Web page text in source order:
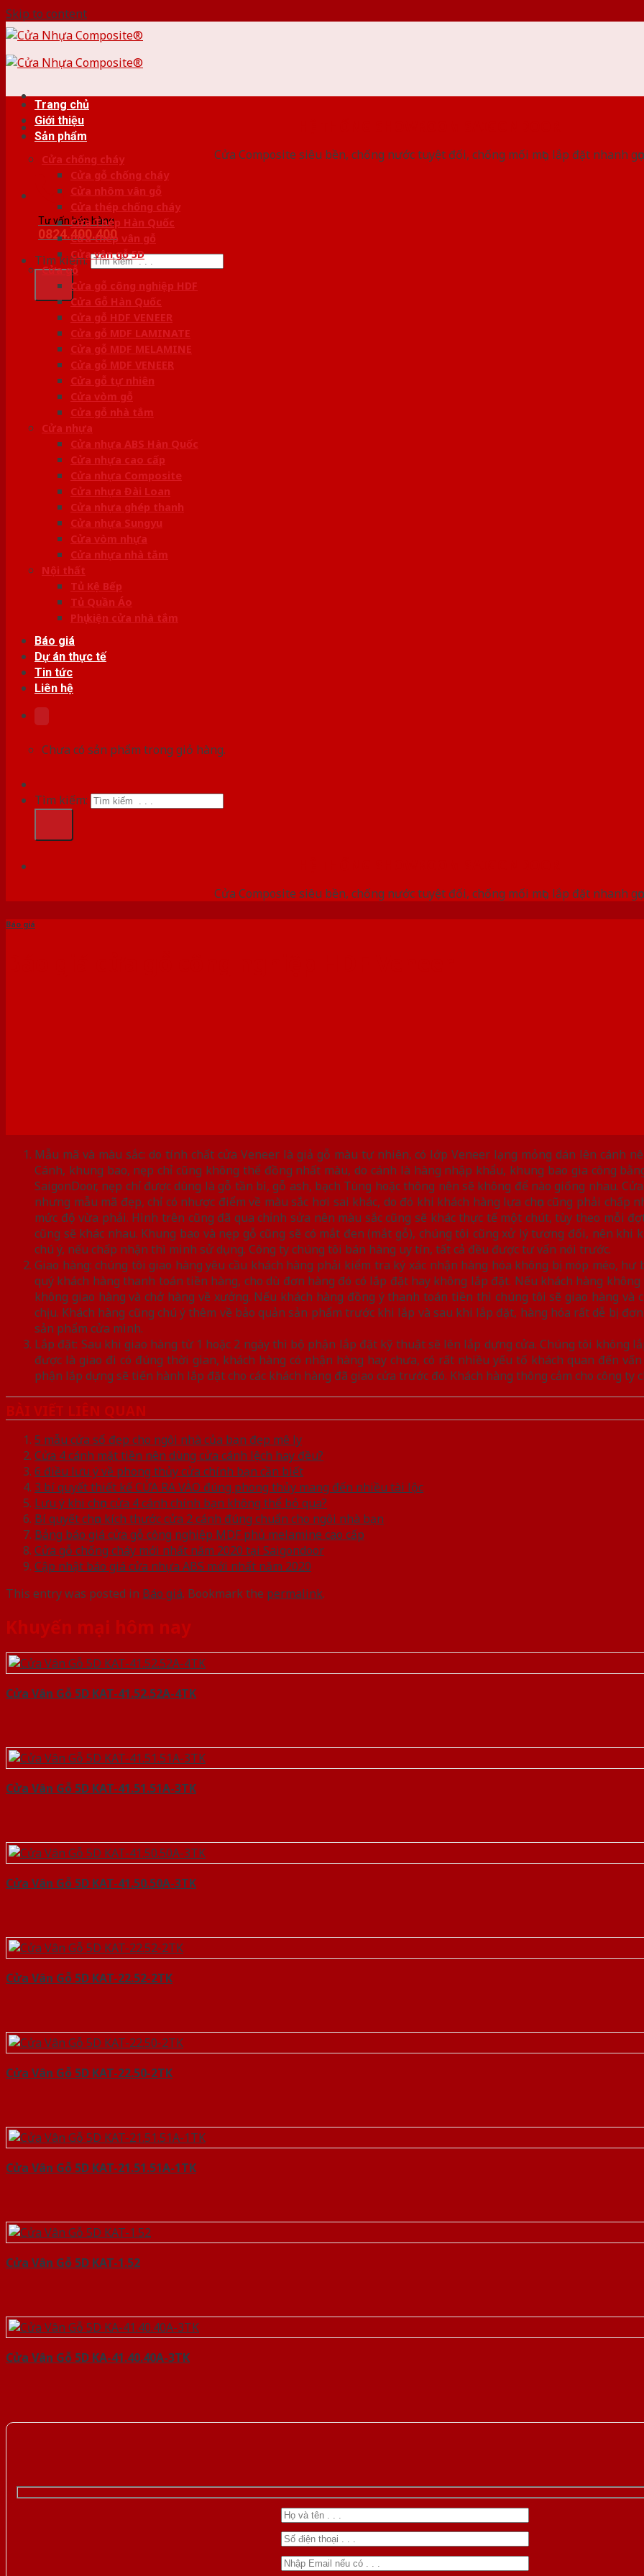
Skip to content
Cửa Composite siêu bền, chống nước tuyệt đối, chống mối mọt, lắp đặt nhanh gọn
Tư vấn bán hàng
0824.400.400
Tìm kiếm:
Trang chủ
Giới thiệu
Sản phẩm
Cửa chống cháy
Cửa gỗ chống cháy
Cửa nhôm vân gỗ
Cửa thép chống cháy
Cửa Thép Hàn Quốc
Cửa thép vân gỗ
Cửa vân gỗ 5D
Cửa gỗ
Cửa gỗ công nghiệp HDF
Cửa Gỗ Hàn Quốc
Cửa gỗ HDF VENEER
Cửa gỗ MDF LAMINATE
Cửa gỗ MDF MELAMINE
Cửa gỗ MDF VENEER
Cửa gỗ tự nhiên
Cửa vòm gỗ
Cửa gỗ nhà tắm
Cửa nhựa
Cửa nhựa ABS Hàn Quốc
Cửa nhựa cao cấp
Cửa nhựa Composite
Cửa nhựa Đài Loan
Cửa nhựa ghép thanh
Cửa nhựa Sungyu
Cửa vòm nhựa
Cửa nhựa nhà tắm
Nội thất
Tủ Kệ Bếp
Tủ Quần Áo
Phụ kiện cửa nhà tắm
Báo giá
Dự án thực tế
Tin tức
Liên hệ
Chưa có sản phẩm trong giỏ hàng.
Tìm kiếm:
Cửa Composite siêu bền, chống nước tuyệt đối, chống mối mọt, lắp đặt nhanh gọn
Báo giá
Mẫu mã và màu sắc: do tính chất cửa Veneer là giả gỗ màu tự nhiên, có lớp Veneer lạng mỏng dán lên cánh
Cánh, khung bao, nẹp chỉ cũng không thể đồng nhất màu, do cánh là hàng nhập khẩu, khung bao gia công
SaigonDoor, nẹp chỉ được dùng là gỗ tần bì, gỗ ash, bạch Tùng hoặc thông nên sẽ không để nào giống nhau.
nhưng mẫu mã đẹp, chỉ có nhược điểm về màu sắc hơi sai khác, do đó khi khách hàng lựa chọn cũng phải chấp
mức độ vừa phải. Hình trên cũng đã qua chỉnh sửa nên màu sắc cũng sẽ khác thực tế một chút, tùy theo mỗi
cũng sẽ khác nhau. Khung bao và nẹp gỗ cũng sẽ có mắt đen (mắt gỗ), chúng tôi cũng xử lý tương đối, nên khi
chú ý, nếu chấp nhận thì mình sử dụng. Công ty chúng tôi bán hàng uy tín, tất cả đều được tư vấn nói trước.
Giao hàng: chúng tôi giao hàng yêu cầu khách hàng phải kiểm tra ký xác nhận hàng hóa không bị móp méo, hư
quý khách hàng thanh toán tiền hàng, cho dù đơn hàng đó có lắp đặt hay không lắp đặt. Nếu khách hàng
không giao hàng và chở hàng về xưởng. Nếu khách hàng đồng ý thanh toán tiền thì chúng tôi sẽ giao hàng
chịu. Khách hàng cũng chú ý thêm về bảo quản sản phẩm trước khi lắp và sau khi lắp đặt, hàng hóa rất dễ bị
sản phẩm cửa mình.
Lắp đặt: Sau khi giao hàng từ 1 hoặc 2 ngày thì bộ phận lắp đặt kỹ thuật sẽ lên lắp dựng cửa. Chúng tôi không
được là giao đi có đúng thời gian, khách hàng có nhận hàng hay chưa, có rất nhiều yếu tố khách quan đến
phận lắp dựng sẽ tiến hành lắp đặt cho các khách hàng đã giao cửa trước đó. Khách hàng thông cảm cho công ty
BÀI VIẾT LIÊN QUAN
5 mẫu cửa sổ đẹp cho ngôi nhà của bạn đẹp mê ly
Cửa 4 cánh mặt tiền nên dùng cửa cánh lệch hay đều?
6 điều lưu ý về phong thủy cửa chính bạn cần biết
3 bí quyết thiết kế CỬA RA VÀO đúng phong thủy mang đến nhiều tài lộc
Lưu ý khi chọn cửa 4 cánh chính bạn không thể bỏ qua?
Bí quyết chọn kích thước cửa 2 cánh đúng chuẩn cho ngôi nhà bạn
Bảng báo giá cửa gỗ công nghiệp MDF phủ melamine cao cấp
Cửa gỗ chống cháy mới nhất năm 2020 tại Saigondoor
Cập nhật báo giá cửa nhựa ABS mới nhất năm 2020
This entry was posted in Báo giá. Bookmark the permalink.
Khuyến mại hôm nay
Cửa Vân Gỗ 5D KAT-41.52.52A-4TK
Cửa Vân Gỗ 5D KAT-41.51.51A-3TK
Cửa Vân Gỗ 5D KAT-41.50.50A-3TK
Cửa Vân Gỗ 5D KAT-22.52-2TK
Cửa Vân Gỗ 5D KAT-22.50-2TK
Cửa Vân Gỗ 5D KAT-21.51.51A-1TK
Cửa Vân Gỗ 5D KAT-1.52
Cửa Vân Gỗ 5D KA-41.40.40A-3TK